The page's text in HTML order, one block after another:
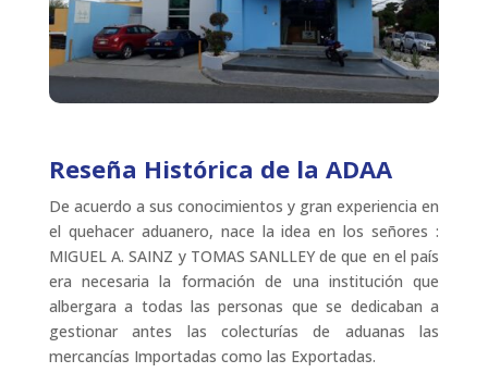
Reseña Histórica de la ADAA
De acuerdo a sus conocimientos y gran experiencia en
el quehacer aduanero, nace la idea en los señores :
MIGUEL A. SAINZ y TOMAS SANLLEY de que en el país
era necesaria la formación de una institución que
albergara a todas las personas que se dedicaban a
gestionar antes las colecturías de aduanas las
mercancías Importadas como las Exportadas.